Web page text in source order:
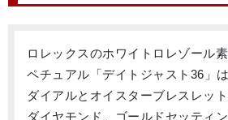
ロレックスのホワイトロレゾール
ペチュアル「デイトジャスト36」
ダイアルとオイスターブレスレッ
ダイヤモンド、ゴールドセッティ